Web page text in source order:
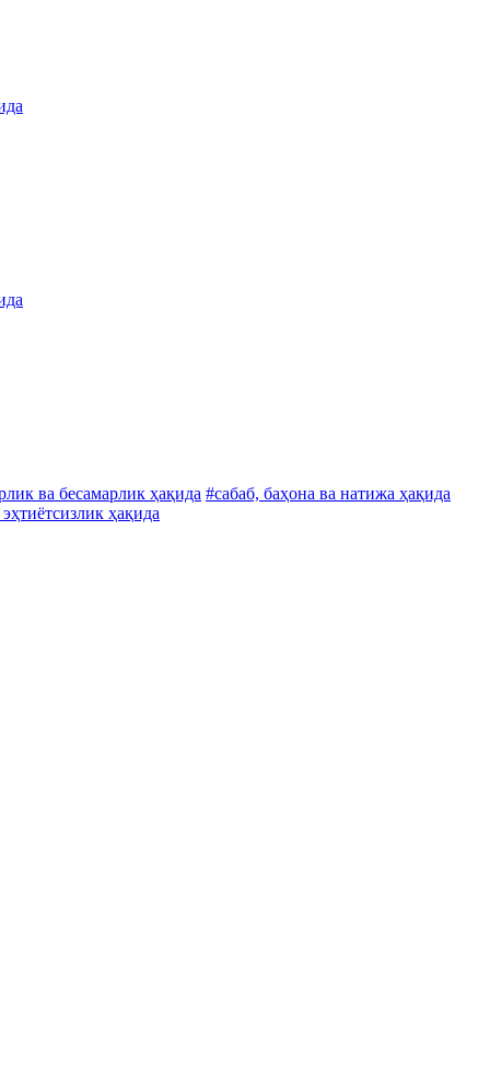
ва бесамарлик ҳақида #сабаб, баҳона ва натижа ҳақида
ҳақида